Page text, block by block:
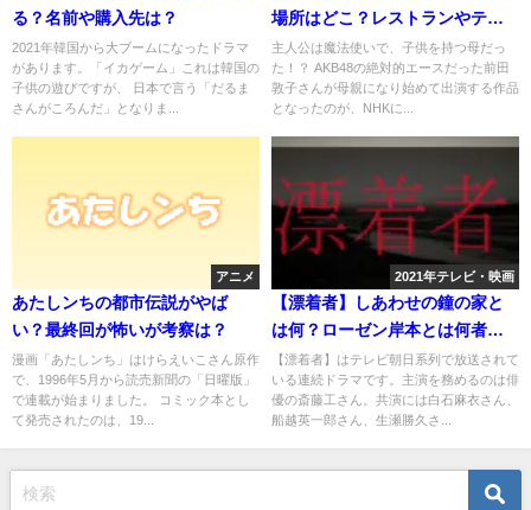
る？名前や購入先は？
2021年韓国から大ブームになったドラマ
があります。「イカゲーム」これは韓国の
子供の遊びですが、 日本で言う「だるま
さんがころんだ」となりま...
場所はどこ？レストランやテー
マパークなど
主人公は魔法使いで、子供を持つ母だっ
た！？ AKB48の絶対的エースだった前田
敦子さんが母親になり始めて出演する作品
となったのが、NHKに...
アニメ
あたしンちの都市伝説がやば
い？最終回が怖いが考察は？
漫画「あたしンち」はけらえいこさん原作
で、1996年5月から読売新聞の「日曜版」
で連載が始まりました。 コミック本とし
て発売されたのは、19...
2021年テレビ・映画
【漂着者】しあわせの鐘の家と
は何？ローゼン岸本とは何者で
関係は？
【漂着者】はテレビ朝日系列で放送されて
いる連続ドラマです。主演を務めるのは俳
優の斎藤工さん。共演には白石麻衣さん、
船越英一郎さん、生瀬勝久さ...